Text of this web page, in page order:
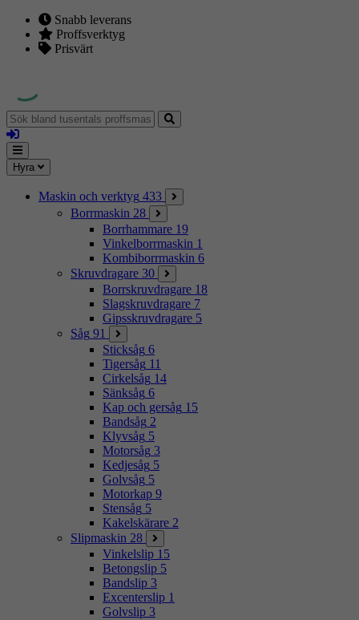
Snabb leverans
Proffsverktyg
Prisvärt
Sök
bland
tusentals
proffsmaskiner
Logga
in
Mina
sidor
Meny
Hyra
Maskin och verktyg 433
Borrmaskin 28
Borrhammare 19
Vinkelborrmaskin 1
Kombiborrmaskin 6
Skruvdragare 30
Borrskruvdragare 18
Slagskruvdragare 7
Gipsskruvdragare 5
Såg 91
Sticksåg 6
Tigersåg 11
Cirkelsåg 14
Sänksåg 6
Kap och gersåg 15
Bandsåg 2
Klyvsåg 5
Motorsåg 3
Kedjesåg 5
Golvsåg 5
Motorkap 9
Stensåg 5
Kakelskärare 2
Slipmaskin 28
Vinkelslip 15
Betongslip 5
Bandslip 3
Excenterslip 1
Golvslip 3